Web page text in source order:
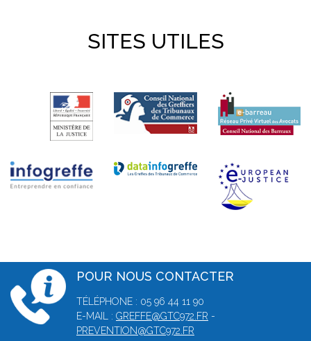
SITES UTILES
POUR NOUS CONTACTER
TÉLÉPHONE : 05 96 44 11 90
E-MAIL : GREFFE@GTC972.FR -
PREVENTION@GTC972.FR